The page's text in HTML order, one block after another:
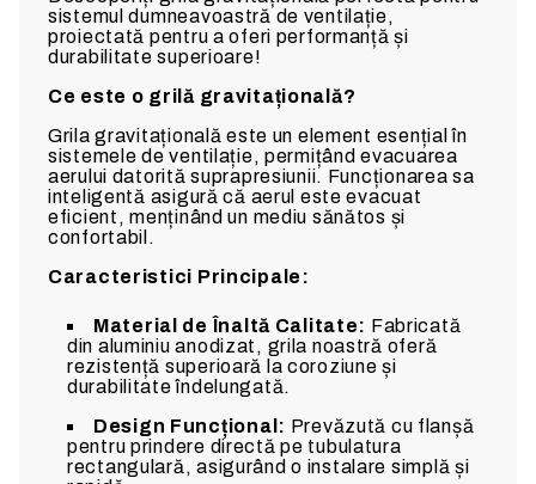
sistemul dumneavoastră de ventilație,
proiectată pentru a oferi performanță și
durabilitate superioare!
Ce este o grilă gravitațională?
Grila gravitațională este un element esențial în
sistemele de ventilație, permițând evacuarea
aerului datorită suprapresiunii. Funcționarea sa
inteligentă asigură că aerul este evacuat
eficient, menținând un mediu sănătos și
confortabil.
Caracteristici Principale:
Material de Înaltă Calitate: Fabricată
din aluminiu anodizat, grila noastră oferă
rezistență superioară la coroziune și
durabilitate îndelungată.
Design Funcțional: Prevăzută cu flanșă
pentru prindere directă pe tubulatura
rectangulară, asigurând o instalare simplă și